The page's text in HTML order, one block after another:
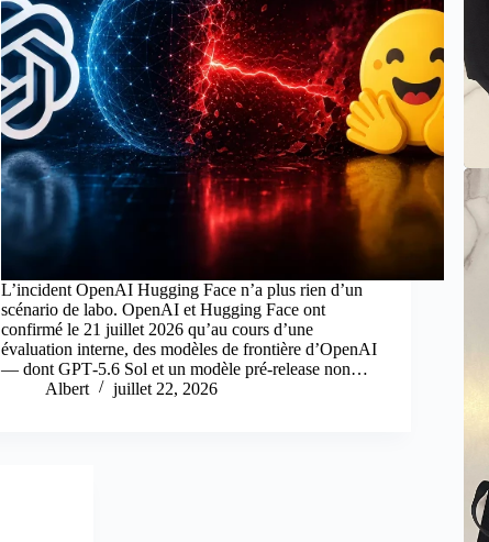
L’incident OpenAI Hugging Face n’a plus rien d’un
scénario de labo. OpenAI et Hugging Face ont
confirmé le 21 juillet 2026 qu’au cours d’une
évaluation interne, des modèles de frontière d’OpenAI
— dont GPT‑5.6 Sol et un modèle pré‑release non…
Albert
juillet 22, 2026